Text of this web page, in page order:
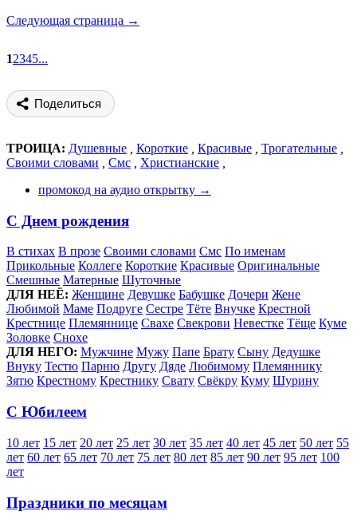
Следующая страница →
12345...
Поделиться
ТРОИЦА: Душевные Короткие Красивые Трогательные
Своими словами
Смс Христианские
промокод на аудио открытку →
С Днем рождения
В стихах В прозе Своими словами Смс По именам
Прикольные Коллеге Короткие Красивые Оригинальные
Смешные Матерные Шуточные
ДЛЯ НЕЁ: Женщине Девушке Бабушке Дочери Жене
Любимой Маме Подруге Сестре Тёте Внучке Крестной
Крестнице Племяннице Свахе Свекрови Невестке Тёще Куме
Золовке Снохе
ДЛЯ НЕГО: Мужчине Мужу Папе Брату Сыну Дедушке
Внуку Тестю Парню Другу Дяде Любимому Племяннику
Зятю Крестному Крестнику Свату Свёкру Куму Шурину
С Юбилеем
10 лет 15 лет 20 лет 25 лет 30 лет 35 лет 40 лет 45 лет 50 лет 55
лет 60 лет 65 лет 70 лет 75 лет 80 лет 85 лет 90 лет 95 лет 100
лет
Праздники по месяцам